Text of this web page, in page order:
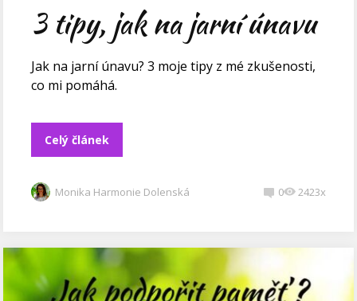
3 tipy, jak na jarní únavu
Jak na jarní únavu? 3 moje tipy z mé zkušenosti,
co mi pomáhá.
Celý článek
Monika Harmonie Dolenská 0 2423x